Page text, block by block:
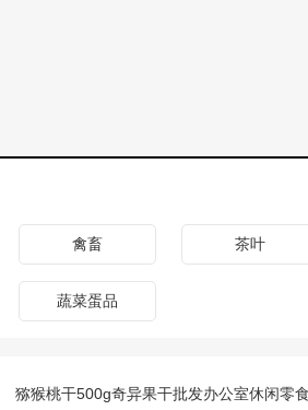
禽畜 茶叶
蔬菜蛋品
猕猴桃干500g奇异果干批发办公室休闲零